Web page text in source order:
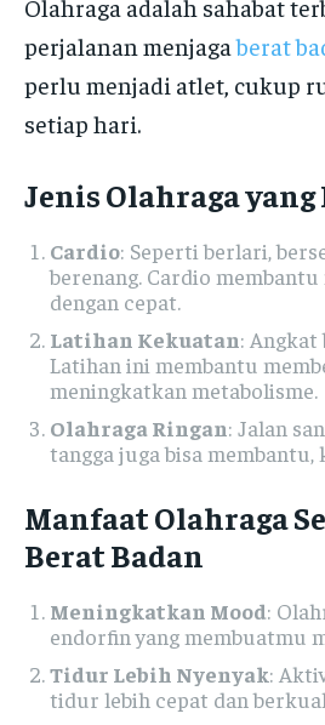
Olahraga adalah sahabat
perjalanan menjagaberat
perlu menjadi atlet, cukup
setiap hari.
Jenis Olahraga
Cardio: Seperti berlari,
berenang. Cardio
dengan cepat.
Latihan Kekuatan: Angkat
Latihan ini membantu
meningkatkan metabolisme.
Olahraga Ringan: Jalan
tangga juga bisa membantu,
Manfaat Olahraga
Berat Badan
Meningkatkan Mood:
endorfin yang membuatmu
Tidur Lebih Nyenyak:
tidur lebih cepat dan